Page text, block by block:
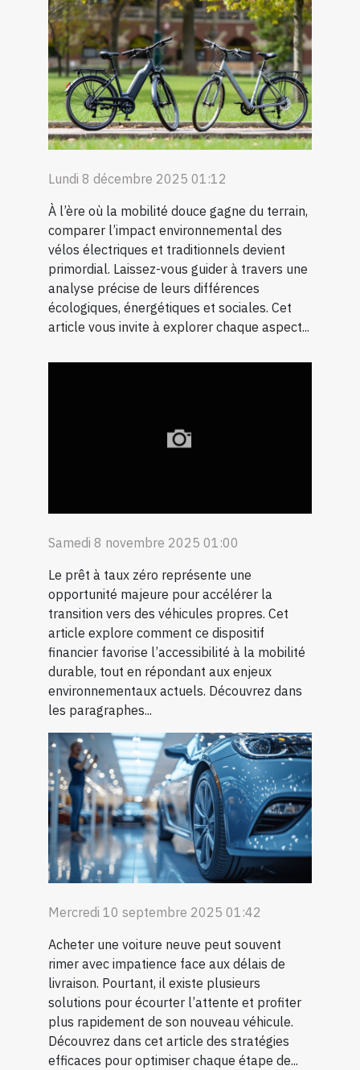
Lundi 8 décembre 2025 01:12
À l’ère où la mobilité douce gagne du terrain,
comparer l’impact environnemental des
vélos électriques et traditionnels devient
primordial. Laissez-vous guider à travers une
analyse précise de leurs différences
écologiques, énergétiques et sociales. Cet
article vous invite à explorer chaque aspect...
Samedi 8 novembre 2025 01:00
Le prêt à taux zéro représente une
opportunité majeure pour accélérer la
transition vers des véhicules propres. Cet
article explore comment ce dispositif
financier favorise l’accessibilité à la mobilité
durable, tout en répondant aux enjeux
environnementaux actuels. Découvrez dans
les paragraphes...
Mercredi 10 septembre 2025 01:42
Acheter une voiture neuve peut souvent
rimer avec impatience face aux délais de
livraison. Pourtant, il existe plusieurs
solutions pour écourter l’attente et profiter
plus rapidement de son nouveau véhicule.
Découvrez dans cet article des stratégies
efficaces pour optimiser chaque étape de...